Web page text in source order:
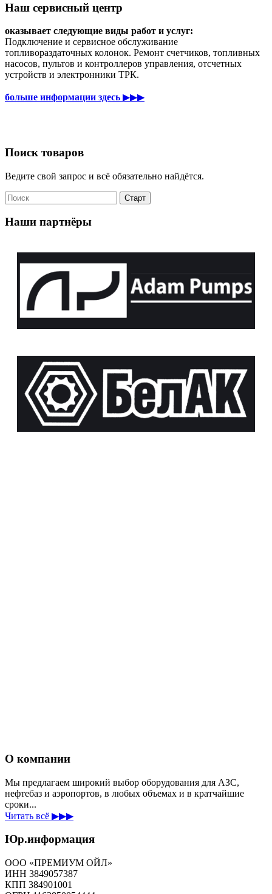
Наш сервисный центр
оказывает следующие виды работ и услуг:
Подключение и сервисное обслуживание
топливораздаточных колонок. Ремонт счетчиков, топливных
насосов, пультов и контроллеров управления, отсчетных
устройств и электронники ТРК.
больше информации здесь ▶▶▶
Поиск товаров
Ведите свой запрос и всё обязательно найдётся.
Наши партнёры
О компании
Мы предлагаем широкий выбор оборудования для АЗС,
нефтебаз и аэропортов, в любых объемах и в кратчайшие
сроки...
Читать всё ▶▶▶
Юр.информация
ООО «ПРЕМИУМ ОЙЛ»
ИНН 3849057387
КПП 384901001